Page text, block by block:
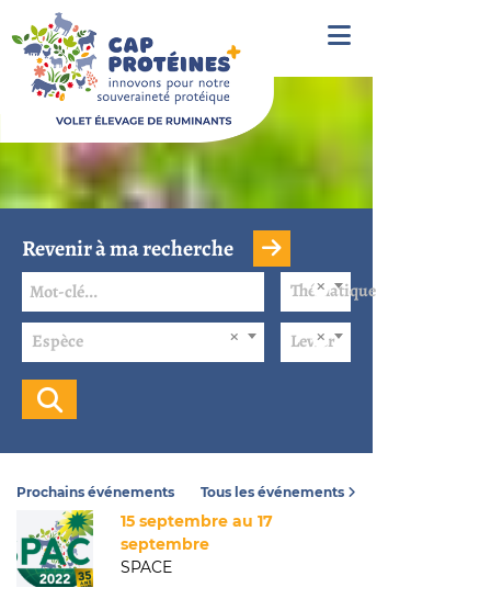
Revenir à ma recherche
Thématique
Espèce Levier
Prochains événements
15 septembre au 17
septembre
SPACE
Tous les événements